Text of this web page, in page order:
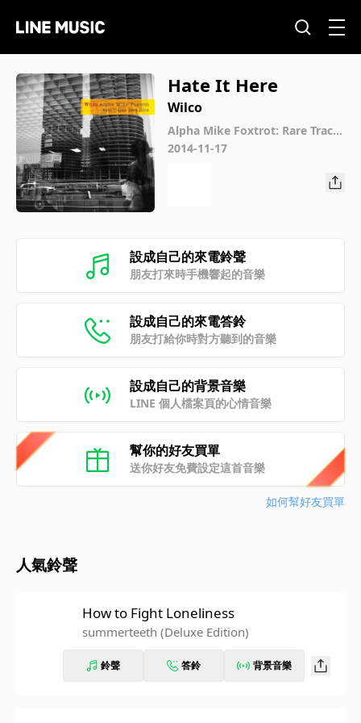
Hate It Here
Wilco
Alpha Mike Foxtrot: Rare Track
s 1994 - 2014
2014-11-17
設成自己的來電鈴聲
朋友打來時手機響起的音樂
設成自己的來電答鈴
朋友打給你時對方聽到的音樂
設成自己的背景音樂
LINE 個人檔案頁的心情音樂
幫你的好友買單
送你好友免費設定這首音樂
如何幫好友買單
人氣鈴聲
How to Fight Loneliness
summerteeth (Deluxe Edition)
鈴聲 答鈴 背景音樂